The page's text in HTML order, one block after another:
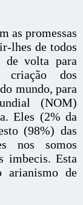
as promessas
lhes de todos
de volta para
dos
mundo, para
(NOM)
Eles (2% da
(98%) das
nos somos
imbecis. Esta
arianismo de